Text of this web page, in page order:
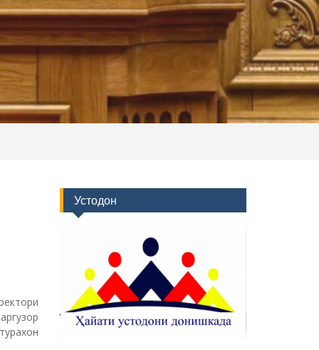
Устодон